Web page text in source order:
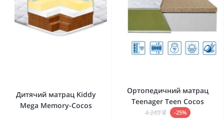
Дитячий матрац Kiddy
Mega Memory-Cocos
Ортопедичний матрац
Teenager Teen Cocos
4 249 ₴ -25%